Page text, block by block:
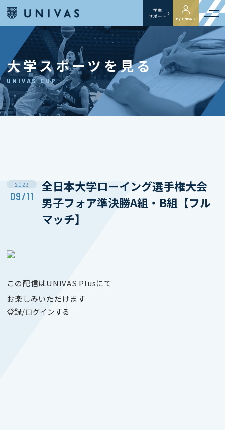
学生
サポート
My UNIVAS
大学スポーツを見る
UNIVAS CUP
2023
09/11
全日本大学ローイング選手権大会
男子フォア準決勝A組・B組【フル
マッチ】
この配信はUNIVAS Plusにて
お楽しみいただけます
登録/ログインする